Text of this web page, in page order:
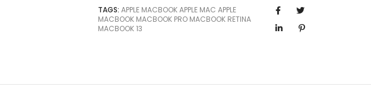
TAGS: APPLE MACBOOKAPPLE MAC APPLE
MACBOOK MACBOOK PRO MACBOOK RETINA
MACBOOK 13